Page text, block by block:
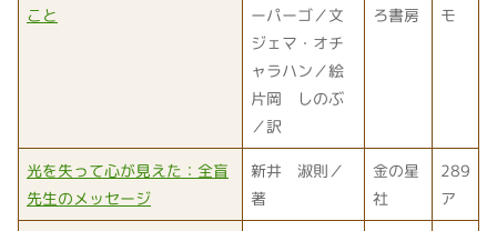
こと
ーパーゴ／文
ジェマ・オチ
ャラハン／絵
片岡 しのぶ
／訳
ろ書房
モ
光を失って心が見えた：全盲
先生のメッセージ
新井 淑則／
著
金の星
社
289
ア